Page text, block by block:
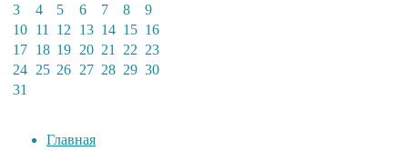
3
4 5 6 7 8
9
10 11 12 13 14 15 16
17 18 19 20 21 22 23
24 25 26 27 28 29 30
31
Главная